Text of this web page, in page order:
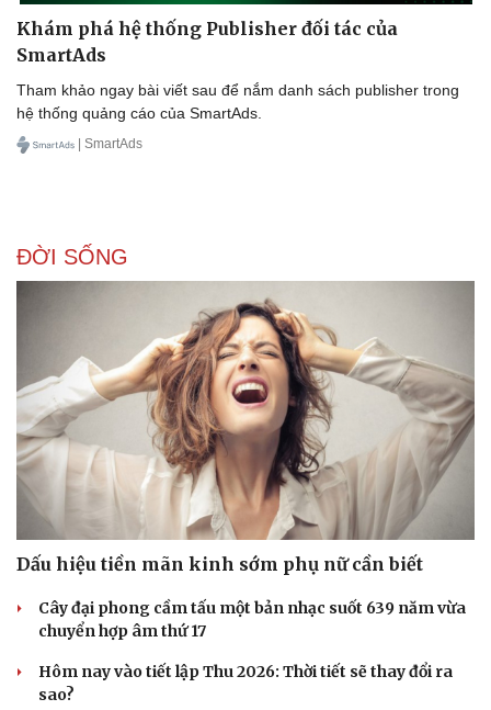
Khám phá hệ thống Publisher đối tác của
SmartAds
Tham khảo ngay bài viết sau để nắm danh sách publisher trong
hệ thống quảng cáo của SmartAds.
| SmartAds
ĐỜI SỐNG
Dấu hiệu tiền mãn kinh sớm phụ nữ cần biết
Cây đại phong cầm tấu một bản nhạc suốt 639 năm vừa
chuyển hợp âm thứ 17
Hôm nay vào tiết lập Thu 2026: Thời tiết sẽ thay đổi ra
sao?